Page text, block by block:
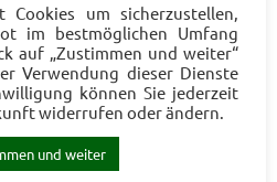
Cookies um sicherzustellen,
im bestmöglichen Umfang
auf „Zustimmen und weiter“
Verwendung dieser Dienste
können Sie jederzeit
widerrufen oder ändern.
und weiter